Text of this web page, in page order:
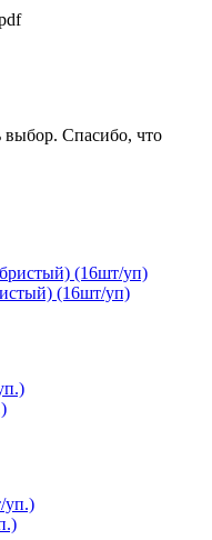
выбор. Спасибо, что
(16шт/уп)